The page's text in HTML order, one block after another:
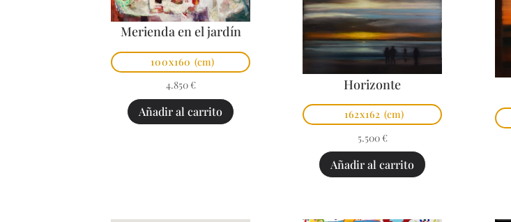
Merienda en el jardín
100x160 (cm)
4.850 €
Añadir al carrito
Horizonte
162x162 (cm)
5.500 €
Añadir al carrito